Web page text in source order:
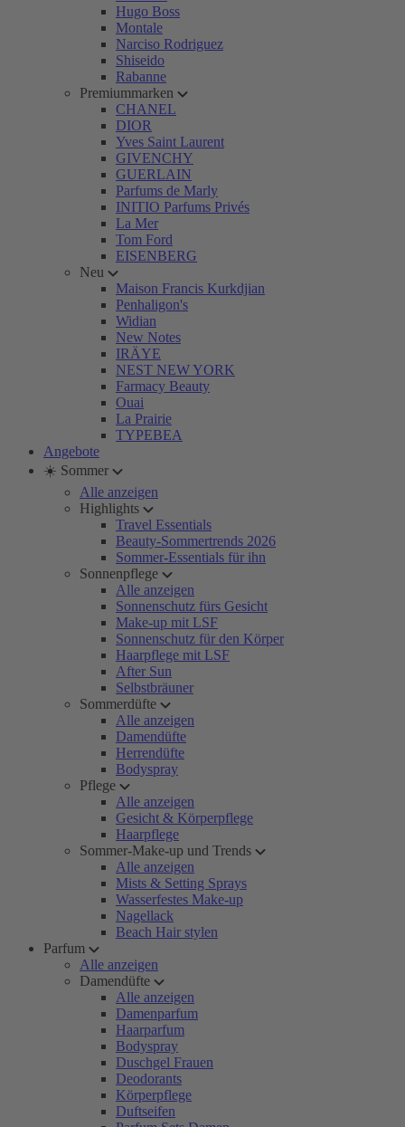
Hugo Boss
Montale
Narciso Rodriguez
Shiseido
Rabanne
Premiummarken
CHANEL
DIOR
Yves Saint Laurent
GIVENCHY
GUERLAIN
Parfums de Marly
INITIO Parfums Privés
La Mer
Tom Ford
EISENBERG
Neu
Maison Francis Kurkdjian
Penhaligon's
Widian
New Notes
IRÄYE
NEST NEW YORK
Farmacy Beauty
Ouai
La Prairie
TYPEBEA
Angebote
☀️ Sommer
Alle anzeigen
Highlights
Travel Essentials
Beauty-Sommertrends 2026
Sommer-Essentials für ihn
Sonnenpflege
Alle anzeigen
Sonnenschutz fürs Gesicht
Make-up mit LSF
Sonnenschutz für den Körper
Haarpflege mit LSF
After Sun
Selbstbräuner
Sommerdüfte
Alle anzeigen
Damendüfte
Herrendüfte
Bodyspray
Pflege
Alle anzeigen
Gesicht & Körperpflege
Haarpflege
Sommer-Make-up und Trends
Alle anzeigen
Mists & Setting Sprays
Wasserfestes Make-up
Nagellack
Beach Hair stylen
Parfum
Alle anzeigen
Damendüfte
Alle anzeigen
Damenparfum
Haarparfum
Bodyspray
Duschgel Frauen
Deodorants
Körperpflege
Duftseifen